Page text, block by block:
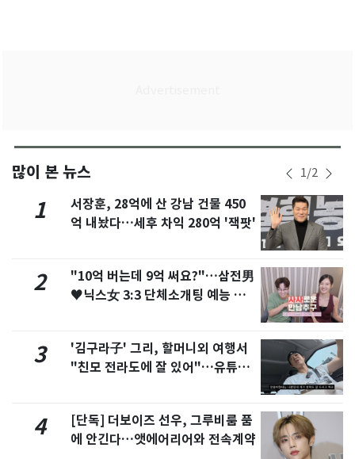
많이 본 뉴스 1/2
1
서장훈, 28억에 산 강남 건물 450
억 내놨다…세후 차익 280억 '잭팟'
2
"10억 버는데 9억 써요?"…삼전男
♥닉스女 3:3 단체소개팅 예능 화
3
'김구라子' 그리, 할머니외 여행서
"친모 전라도에 잘 있어"…유튜브
4
[단독] 더보이즈 선우, 그루비룸 품
에 안긴다…앳에어리어와 전속계약